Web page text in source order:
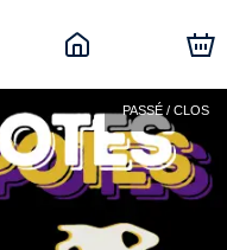
PASSÉ / CLOS